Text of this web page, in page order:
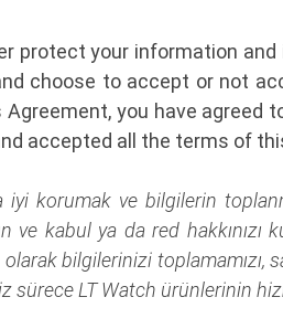
protect your information
choose to accept or not
Agreement, you have agreed
accepted all the terms of
iyi korumak ve bilgilerin
ve kabul ya da red
bilgilerinizi toplamamızı,
sürece LT Watch ürünlerinin